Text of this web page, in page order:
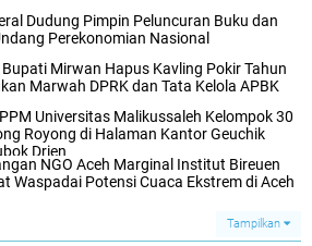
Dudung Pimpin Peluncuran Buku dan
Perekonomian Nasional
Mirwan Hapus Kavling Pokir Tahun
Marwah DPRK dan Tata Kelola APBK
Universitas Malikussaleh Kelompok 30
Royong di Halaman Kantor Geuchik
Drien
NGO Aceh Marginal Institut Bireuen
Waspadai Potensi Cuaca Ekstrem di Aceh
Tampilkan